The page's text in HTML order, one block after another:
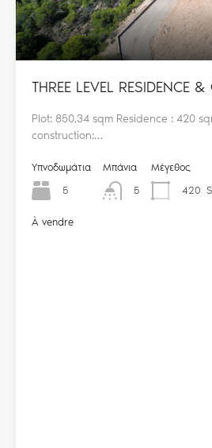
THREE LEVEL RESIDENCE &
Plot: 850,34 sqm Residence : 420
construction:…
Υπνοδωμάτια
5
Μπάνια
5
Μέγεθος
420
À vendre